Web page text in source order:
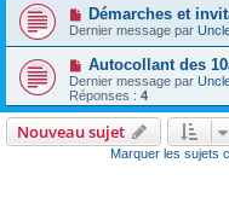
Démarches et
Dernier message par
Autocollant des
Dernier message par
Réponses : 4
Nouveau sujet
Marquer les sujets